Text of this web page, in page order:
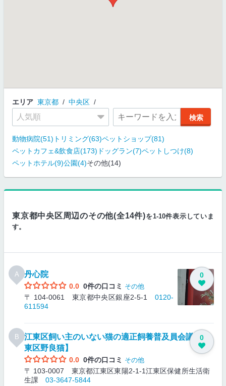
エリア 東京都 中央区
動物病院(51) トリミング(63)ペットショップ(81)
ペットカフェ&飲食店(173) ドッグラン(7)ペットしつけ(8)
ペットホテル(9)公園(4)その他(14)
東京都中央区周辺のその他(全14件)を1-10件表示していま
す。
A 丹心院
0.0 0件の口コミ その他
〒 104-0061 東京都中央区銀座2-5-1 0120-
611594
0
B
江東区飼い主のいない猫の適正飼養普及員会議【江
東区野良猫】
0.0 0件の口コミ その他
〒 103-0007 東京都江東区東陽2-1-1江東区保健所生活衛
生課 03-3647-5844
0